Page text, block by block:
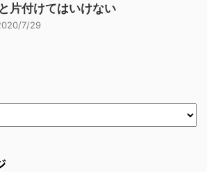
片付けてはいけない
7/29